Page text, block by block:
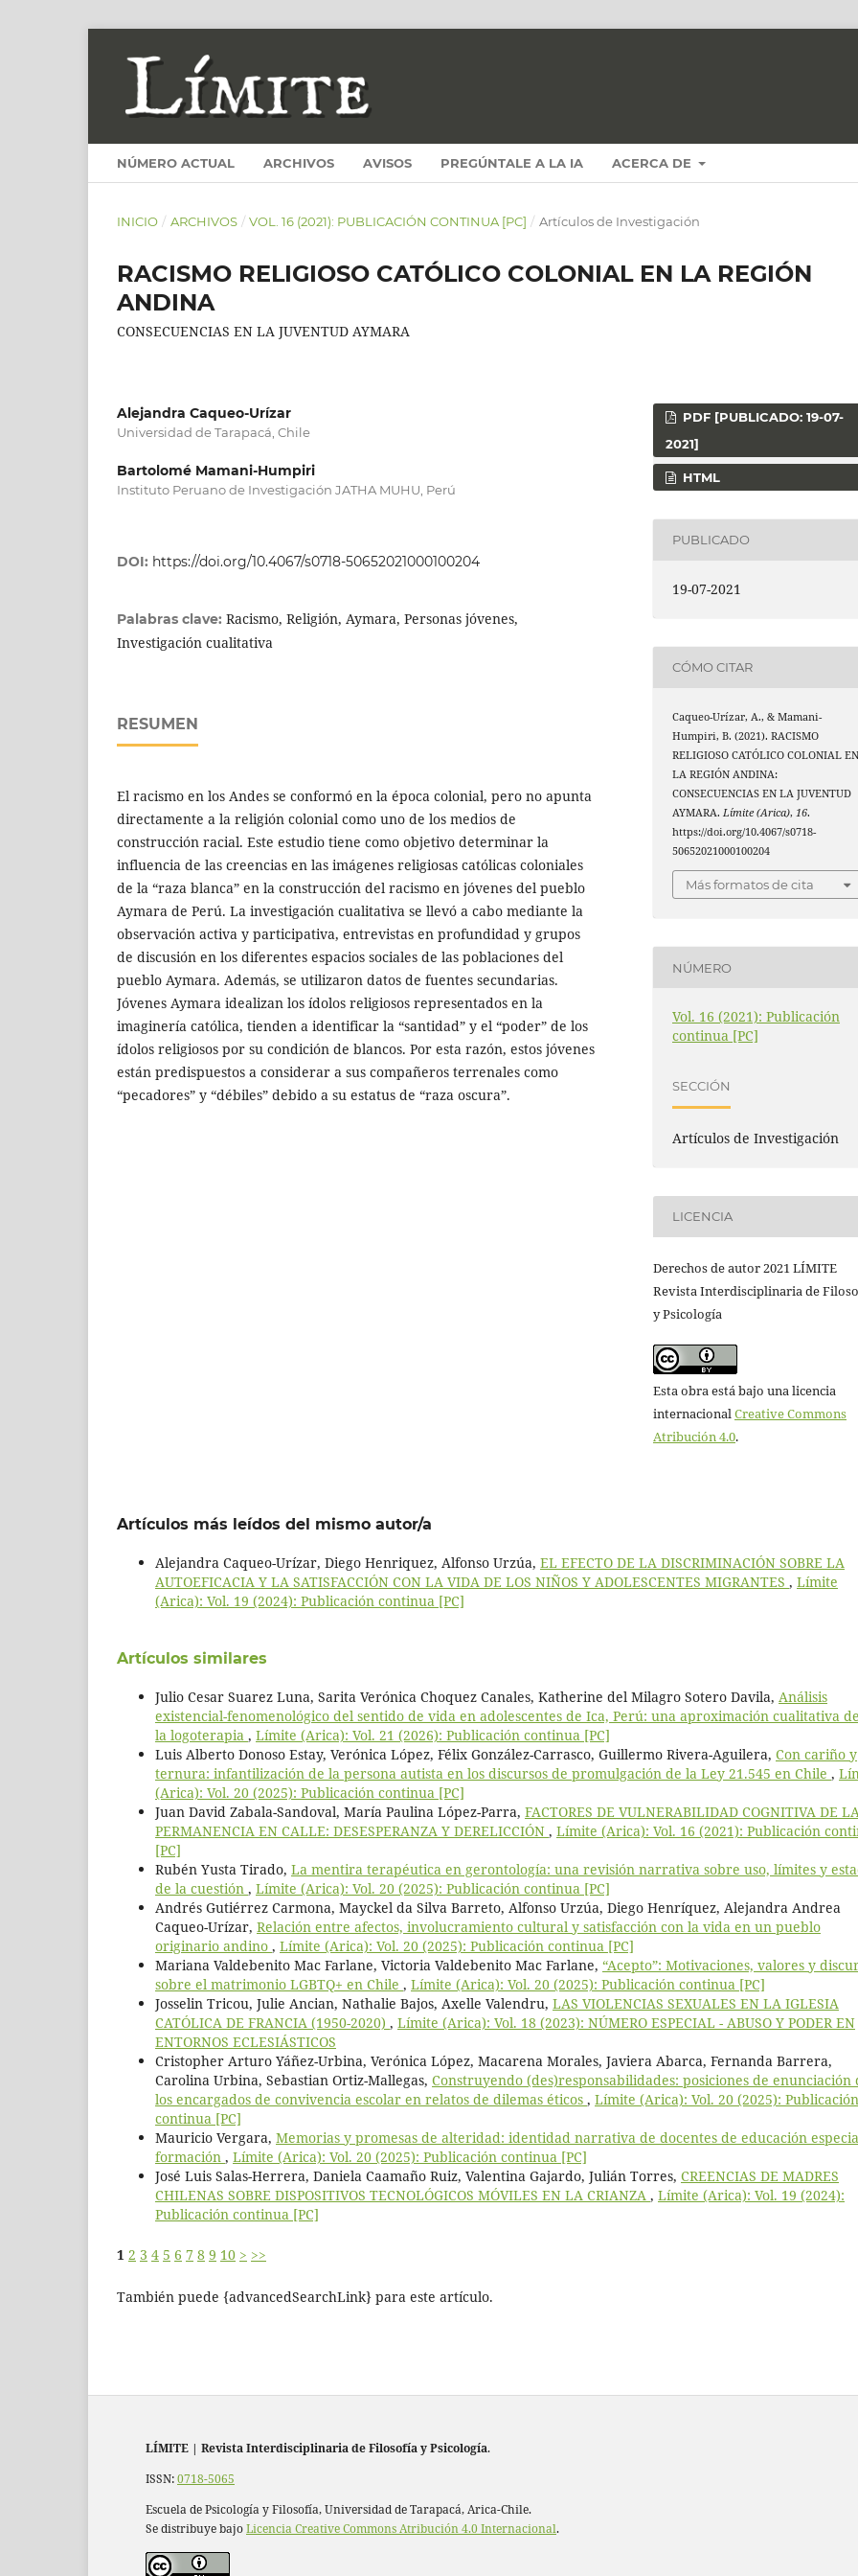
NÚMERO ACTUAL ARCHIVOS AVISOS PREGÚNTALE A LA IA ACERCA DE
INICIO / ARCHIVOS / VOL. 16 (2021): PUBLICACIÓN CONTINUA [PC] / Artículos de Investigación
RACISMO RELIGIOSO CATÓLICO COLONIAL EN LA REGIÓN
ANDINA
CONSECUENCIAS EN LA JUVENTUD AYMARA
Alejandra Caqueo-Urízar
Universidad de Tarapacá, Chile
Bartolomé Mamani-Humpiri
Instituto Peruano de Investigación JATHA MUHU, Perú
DOI: https://doi.org/10.4067/s0718-50652021000100204
Palabras clave: Racismo, Religión, Aymara, Personas jóvenes,
Investigación cualitativa
RESUMEN
El racismo en los Andes se conformó en la época colonial, pero no apunta
directamente a la religión colonial como uno de los medios de
construcción racial. Este estudio tiene como objetivo determinar la
influencia de las creencias en las imágenes religiosas católicas coloniales
de la “raza blanca” en la construcción del racismo en jóvenes del pueblo
Aymara de Perú. La investigación cualitativa se llevó a cabo mediante la
observación activa y participativa, entrevistas en profundidad y grupos
de discusión en los diferentes espacios sociales de las poblaciones del
pueblo Aymara. Además, se utilizaron datos de fuentes secundarias.
Jóvenes Aymara idealizan los ídolos religiosos representados en la
imaginería católica, tienden a identificar la “santidad” y el “poder” de los
ídolos religiosos por su condición de blancos. Por esta razón, estos jóvenes
están predispuestos a considerar a sus compañeros terrenales como
“pecadores” y “débiles” debido a su estatus de “raza oscura”.
PDF [PUBLICADO: 19-07-
2021]
HTML
PUBLICADO
19-07-2021
CÓMO CITAR
Caqueo-Urízar, A., & Mamani-
Humpiri, B. (2021). RACISMO
RELIGIOSO CATÓLICO COLONIAL EN
LA REGIÓN ANDINA:
CONSECUENCIAS EN LA JUVENTUD
AYMARA.Límite (Arica),16.
https://doi.org/10.4067/s0718-
50652021000100204
Más formatos de cita
NÚMERO
Vol. 16 (2021): Publicación
continua [PC]
SECCIÓN
Artículos de Investigación
LICENCIA
Derechos de autor 2021 LÍMITE
Revista Interdisciplinaria de
y Psicología
Esta obra está bajo una licencia
internacional Creative Commons
Atribución 4.0.
Artículos más leídos del mismo autor/a
Alejandra Caqueo-Urízar, Diego Henriquez, Alfonso Urzúa, EL EFECTO DE LA DISCRIMINACIÓN SOBRE LA
AUTOEFICACIA Y LA SATISFACCIÓN CON LA VIDA DE LOS NIÑOS Y ADOLESCENTES MIGRANTES , Límite
(Arica): Vol. 19 (2024): Publicación continua [PC]
Artículos similares
Julio Cesar Suarez Luna, Sarita Verónica Choquez Canales, Katherine del Milagro Sotero Davila, Análisis
existencial-fenomenológico del sentido de vida en adolescentes de Ica, Perú: una aproximación cualitativa
la logoterapia , Límite (Arica): Vol. 21 (2026): Publicación continua [PC]
Luis Alberto Donoso Estay, Verónica López, Félix González-Carrasco, Guillermo Rivera-Aguilera, Con cariño y
ternura: infantilización de la persona autista en los discursos de promulgación de la Ley 21.545 en Chile ,
(Arica): Vol. 20 (2025): Publicación continua [PC]
Juan David Zabala-Sandoval, María Paulina López-Parra, FACTORES DE VULNERABILIDAD COGNITIVA DE LA
PERMANENCIA EN CALLE: DESESPERANZA Y DERELICCIÓN , Límite (Arica): Vol. 16 (2021): Publicación
[PC]
Rubén Yusta Tirado, La mentira terapéutica en gerontología: una revisión narrativa sobre uso, límites y
de la cuestión , Límite (Arica): Vol. 20 (2025): Publicación continua [PC]
Andrés Gutiérrez Carmona, Mayckel da Silva Barreto, Alfonso Urzúa, Diego Henríquez, Alejandra Andrea
Caqueo-Urízar, Relación entre afectos, involucramiento cultural y satisfacción con la vida en un pueblo
originario andino , Límite (Arica): Vol. 20 (2025): Publicación continua [PC]
Mariana Valdebenito Mac Farlane, Victoria Valdebenito Mac Farlane, “Acepto”: Motivaciones, valores y
sobre el matrimonio LGBTQ+ en Chile , Límite (Arica): Vol. 20 (2025): Publicación continua [PC]
Josselin Tricou, Julie Ancian, Nathalie Bajos, Axelle Valendru, LAS VIOLENCIAS SEXUALES EN LA IGLESIA
CATÓLICA DE FRANCIA (1950-2020) , Límite (Arica): Vol. 18 (2023): NÚMERO ESPECIAL - ABUSO Y PODER EN
ENTORNOS ECLESIÁSTICOS
Cristopher Arturo Yáñez-Urbina, Verónica López, Macarena Morales, Javiera Abarca, Fernanda Barrera,
Carolina Urbina, Sebastian Ortiz-Mallegas, Construyendo (des)responsabilidades: posiciones de enunciación
los encargados de convivencia escolar en relatos de dilemas éticos , Límite (Arica): Vol. 20 (2025): Publicación
continua [PC]
Mauricio Vergara, Memorias y promesas de alteridad: identidad narrativa de docentes de educación
formación , Límite (Arica): Vol. 20 (2025): Publicación continua [PC]
José Luis Salas-Herrera, Daniela Caamaño Ruiz, Valentina Gajardo, Julián Torres, CREENCIAS DE MADRES
CHILENAS SOBRE DISPOSITIVOS TECNOLÓGICOS MÓVILES EN LA CRIANZA , Límite (Arica): Vol. 19 (2024):
Publicación continua [PC]
1 2 3 4 5 6 7 8 9 10 > >>
También puede {advancedSearchLink} para este artículo.
LÍMITE | Revista Interdisciplinaria de Filosofía y Psicología.
ISSN:0718-5065
Escuela de Psicología y Filosofía, Universidad de Tarapacá, Arica-Chile.
Se distribuye bajoLicencia Creative Commons Atribución 4.0 Internacional.